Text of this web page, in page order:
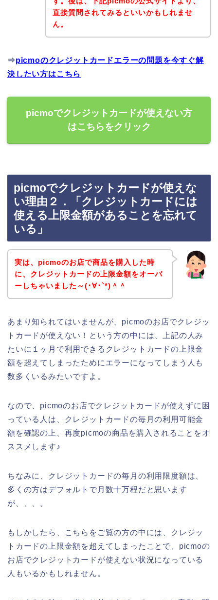
直接質問されてみるといいかもしれませ
ん。
⇒picmoのクレジットカードエラーの問題を今すぐ解
決したい方はこちら
picmoでクレジットカードが使えない方
はこちらをクリック
picmoでクレジットカードが使えな
い理由２．「クレジットカードには
使える上限金額があることを忘れて
いる」
実は、picmoのお店で商品を購入した時
に、クレジットカードの上限金額をオーバ
ーしちゃいました～(･∀･`*)＾＾
あまり知られてはいませんが、picmoのお店でクレジッ
トカードが使えない！という方の中には、上記の人み
たいに１ヶ月で利用できるクレジットカードの上限金
額を超えてしまったためにエラーになってしまう人も
数多くいるみたいですよ。
なので、picmoのお店でクレジットカードが使えずに困
っている人は、クレジットカードの毎月の利用可能金
額を確認の上、再度picmoの商品を購入されることをオ
ススメします♪
ちなみに、クレジットカードの毎月の利用限度額は、
多くの方はデフォルトで月数十万程だと思います
が、、、。
もしかしたら、こちらをご覧の方の中には、クレジッ
トカードの上限金額を超えてしまったことで、picmoの
お店でクレジットカードが使えない状況になっている
人もいるかもしれません。